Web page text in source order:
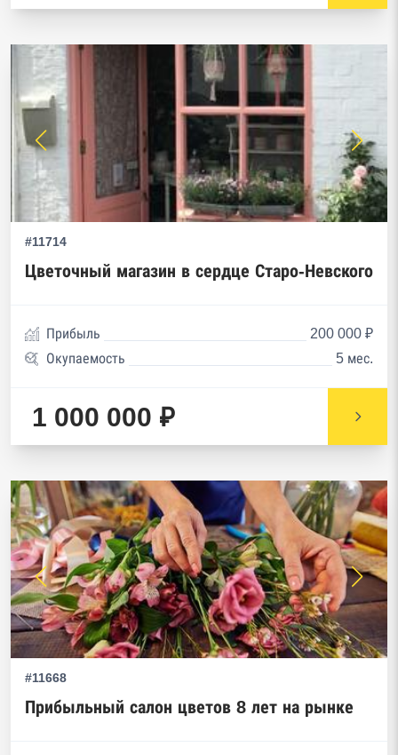
#11714
Цветочный магазин в сердце Старо-Невского
Прибыль
200 000 ₽
Окупаемость
5 мес.
1 000 000 ₽
#11668
Прибыльный салон цветов 8 лет на рынке